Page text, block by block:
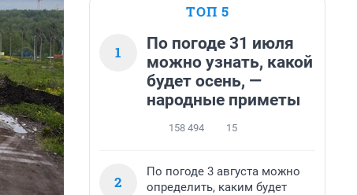
ТОП 5
1
По погоде 31 июля
можно узнать, какой
будет осень, —
народные приметы
158 494 15
2
По погоде 3 августа можно
определить, каким будет